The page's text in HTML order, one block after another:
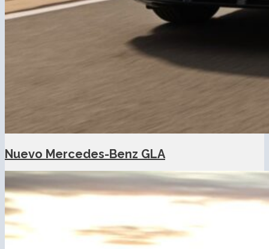
Nuevo Mercedes-Benz GLA